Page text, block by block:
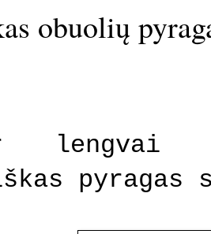
obuolių
lengvai
pyragas